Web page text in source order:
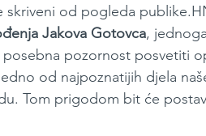
skriveni od pogleda
Jakova Gotovca,
pozornost posvetiti
od najpoznatijih djela
Tom prigodom bit će